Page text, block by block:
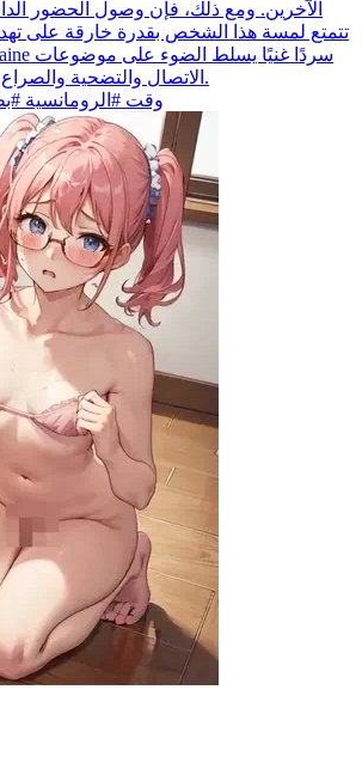
الآخرين. ومع ذلك، فإن وصول الحضور
تتمتع لمسة هذا الشخص بقدرة خارقة على
الاتصال والتضحية والصراع بين الجمال والفوضى.
#وقت #الرومانسية